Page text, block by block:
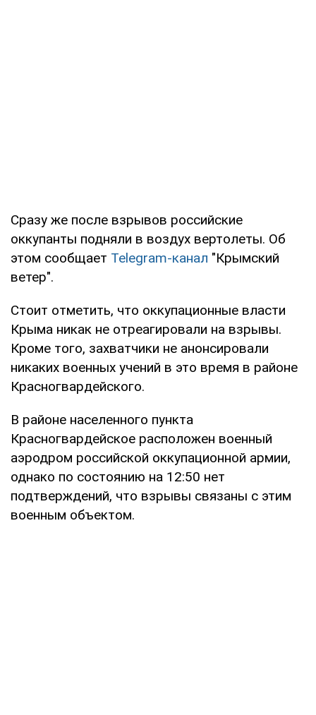
Сразу же после взрывов российские
оккупанты подняли в воздух вертолеты. Об
этом сообщает Telegram-канал "Крымский
ветер".
Стоит отметить, что оккупационные власти
Крыма никак не отреагировали на взрывы.
Кроме того, захватчики не анонсировали
никаких военных учений в это время в районе
Красногвардейского.
В районе населенного пункта
Красногвардейское расположен военный
аэродром российской оккупационной армии,
однако по состоянию на 12:50 нет
подтверждений, что взрывы связаны с этим
военным объектом.